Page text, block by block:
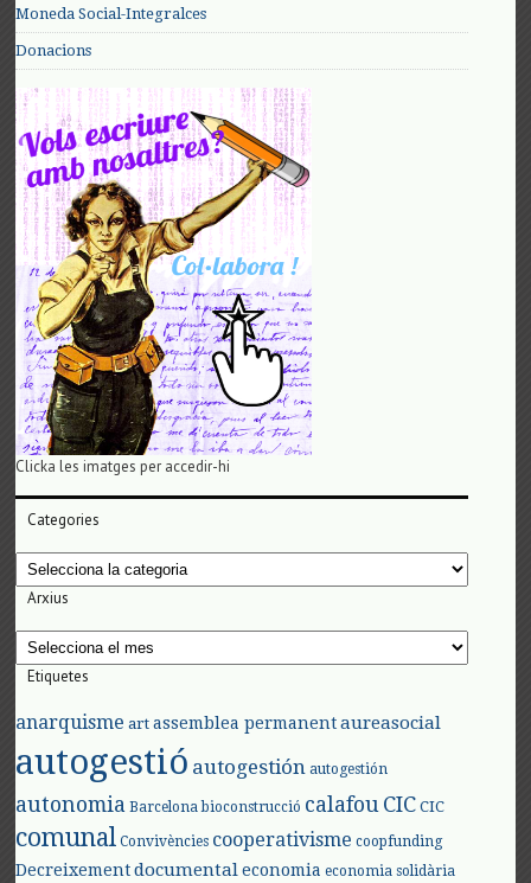
Moneda Social-Integralces
Donacions
Clicka les imatges per accedir-hi
Categories
Categories
Arxius
Arxius
Etiquetes
anarquisme art assemblea permanent aureasocial
autogestió autogestión autogestión
autonomia Barcelona bioconstrucció calafouCIC CIC
comunal Convivències cooperativisme coopfunding
Decreixement documental economia economia solidària